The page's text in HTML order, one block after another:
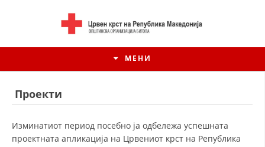
МЕНИ
Проекти
Изминатиот период посебно ја одбележа успешната
проектната апликација на Црвениот крст на Република